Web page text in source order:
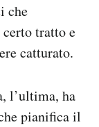
che
tratto e
catturato.
l’ultima, ha
pianifica il